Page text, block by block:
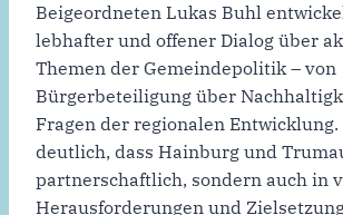
Beigeordneten Lukas Buhl
lebhafter und offener Dialog über
Themen der Gemeindepolitik – von
Bürgerbeteiligung über
Fragen der regionalen Entwicklung.
deutlich, dass Hainburg und
partnerschaftlich, sondern auch in
Herausforderungen und